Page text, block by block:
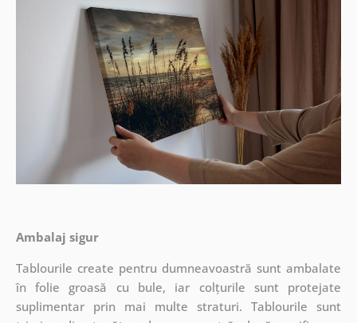
Ambalaj sigur
Tablourile create pentru dumneavoastră sunt ambalate
în folie groasă cu bule, iar colțurile sunt protejate
suplimentar prin mai multe straturi.Tablourile sunt